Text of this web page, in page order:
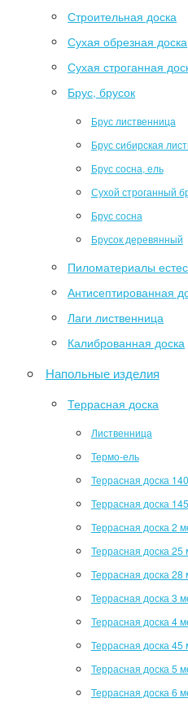
Строительная доска
Сухая обрезная доска
Сухая строганная
Брус, брусок
Брус лиственница
Брус сибирская
Брус сосна, ель
Сухой строганный
Брус сосна
Брусок деревянный
Пиломатериалы
Антисептированная
Лаги лиственница
Калиброванная доска
Напольные изделия
Террасная доска
Лиственница
Термо-ель
Террасная доска
Террасная доска
Террасная доска 2
Террасная доска 25
Террасная доска 28
Террасная доска 3
Террасная доска 4
Террасная доска 45
Террасная доска 5
Террасная доска 6